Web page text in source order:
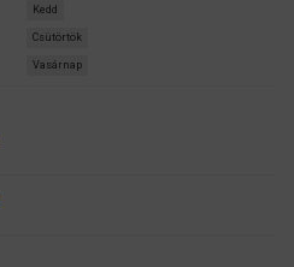
Kedd
Csütörtök
Vasárnap